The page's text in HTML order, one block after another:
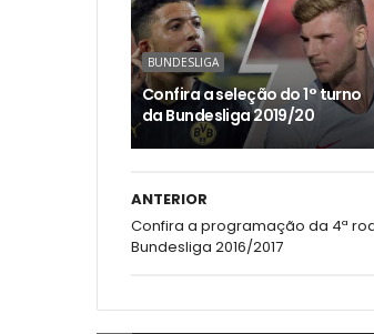
BUNDESLIGA
Confira a seleção do 1° turno
da Bundesliga 2019/20
ANTERIOR
Confira a programação da 4ª
Bundesliga 2016/2017